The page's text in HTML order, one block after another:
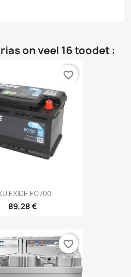
on veel 16 toodet :
EXIDE EC700
89,28 €
favorite_border
favorite_border